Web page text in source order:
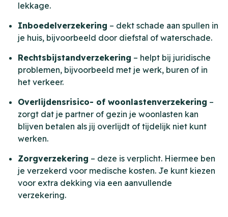
lekkage.
Inboedelverzekering – dekt schade aan spullen in
je huis, bijvoorbeeld door diefstal of waterschade.
Rechtsbijstandverzekering – helpt bij juridische
problemen, bijvoorbeeld met je werk, buren of in
het verkeer.
Overlijdensrisico- of woonlastenverzekering –
zorgt dat je partner of gezin je woonlasten kan
blijven betalen als jij overlijdt of tijdelijk niet kunt
werken.
Zorgverzekering – deze is verplicht. Hiermee ben
je verzekerd voor medische kosten. Je kunt kiezen
voor extra dekking via een aanvullende
verzekering.